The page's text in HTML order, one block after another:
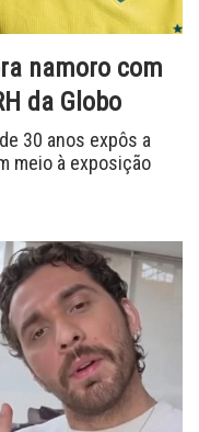
namoro com
da Globo
30 anos expôs a
meio à exposição